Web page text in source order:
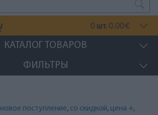
0 шт. 0.00€
КАТАЛОГ ТОВАРОВ
ФИЛЬТРЫ
новое поступление, со скидкой, цена +,